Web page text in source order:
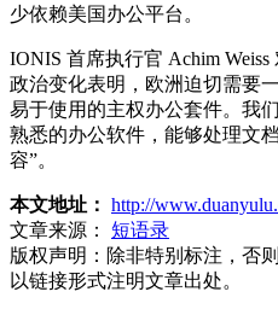
少依赖美国办公平台。
IONIS 首席执行官 Achim
政治变化表明，欧洲迫切需要
易于使用的主权办公套件。我
熟悉的办公软件，能够处理文
容”。
本文地址： http://
文章来源：
短语录
版权声明： 除非特别标注，否
以链接形式注明文章出处。